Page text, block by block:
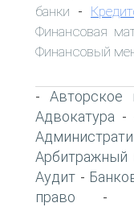
банки -
Финансовая
Финансовый
-Авторское
Адвокатура -
Арбитражный
Аудит -
право -